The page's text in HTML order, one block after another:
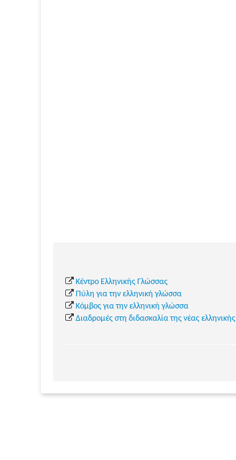
Κέντρο Ελληνικής Γλώσσας
Πύλη για την ελληνική γλώσσα
Κόμβος για την ελληνική γλώσσα
Διαδρομές στη διδασκαλία της νέας ελληνικής